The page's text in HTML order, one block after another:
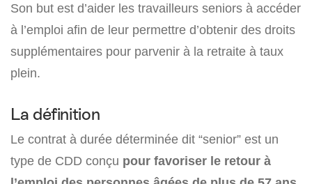
Son but est d’aider les travailleurs seniors à accéder
à l’emploi afin de leur permettre d’obtenir des droits
supplémentaires pour parvenir à la retraite à taux
plein.
La définition
Le contrat à durée déterminée dit “senior” est un
type de CDD conçu pour favoriser le retour à